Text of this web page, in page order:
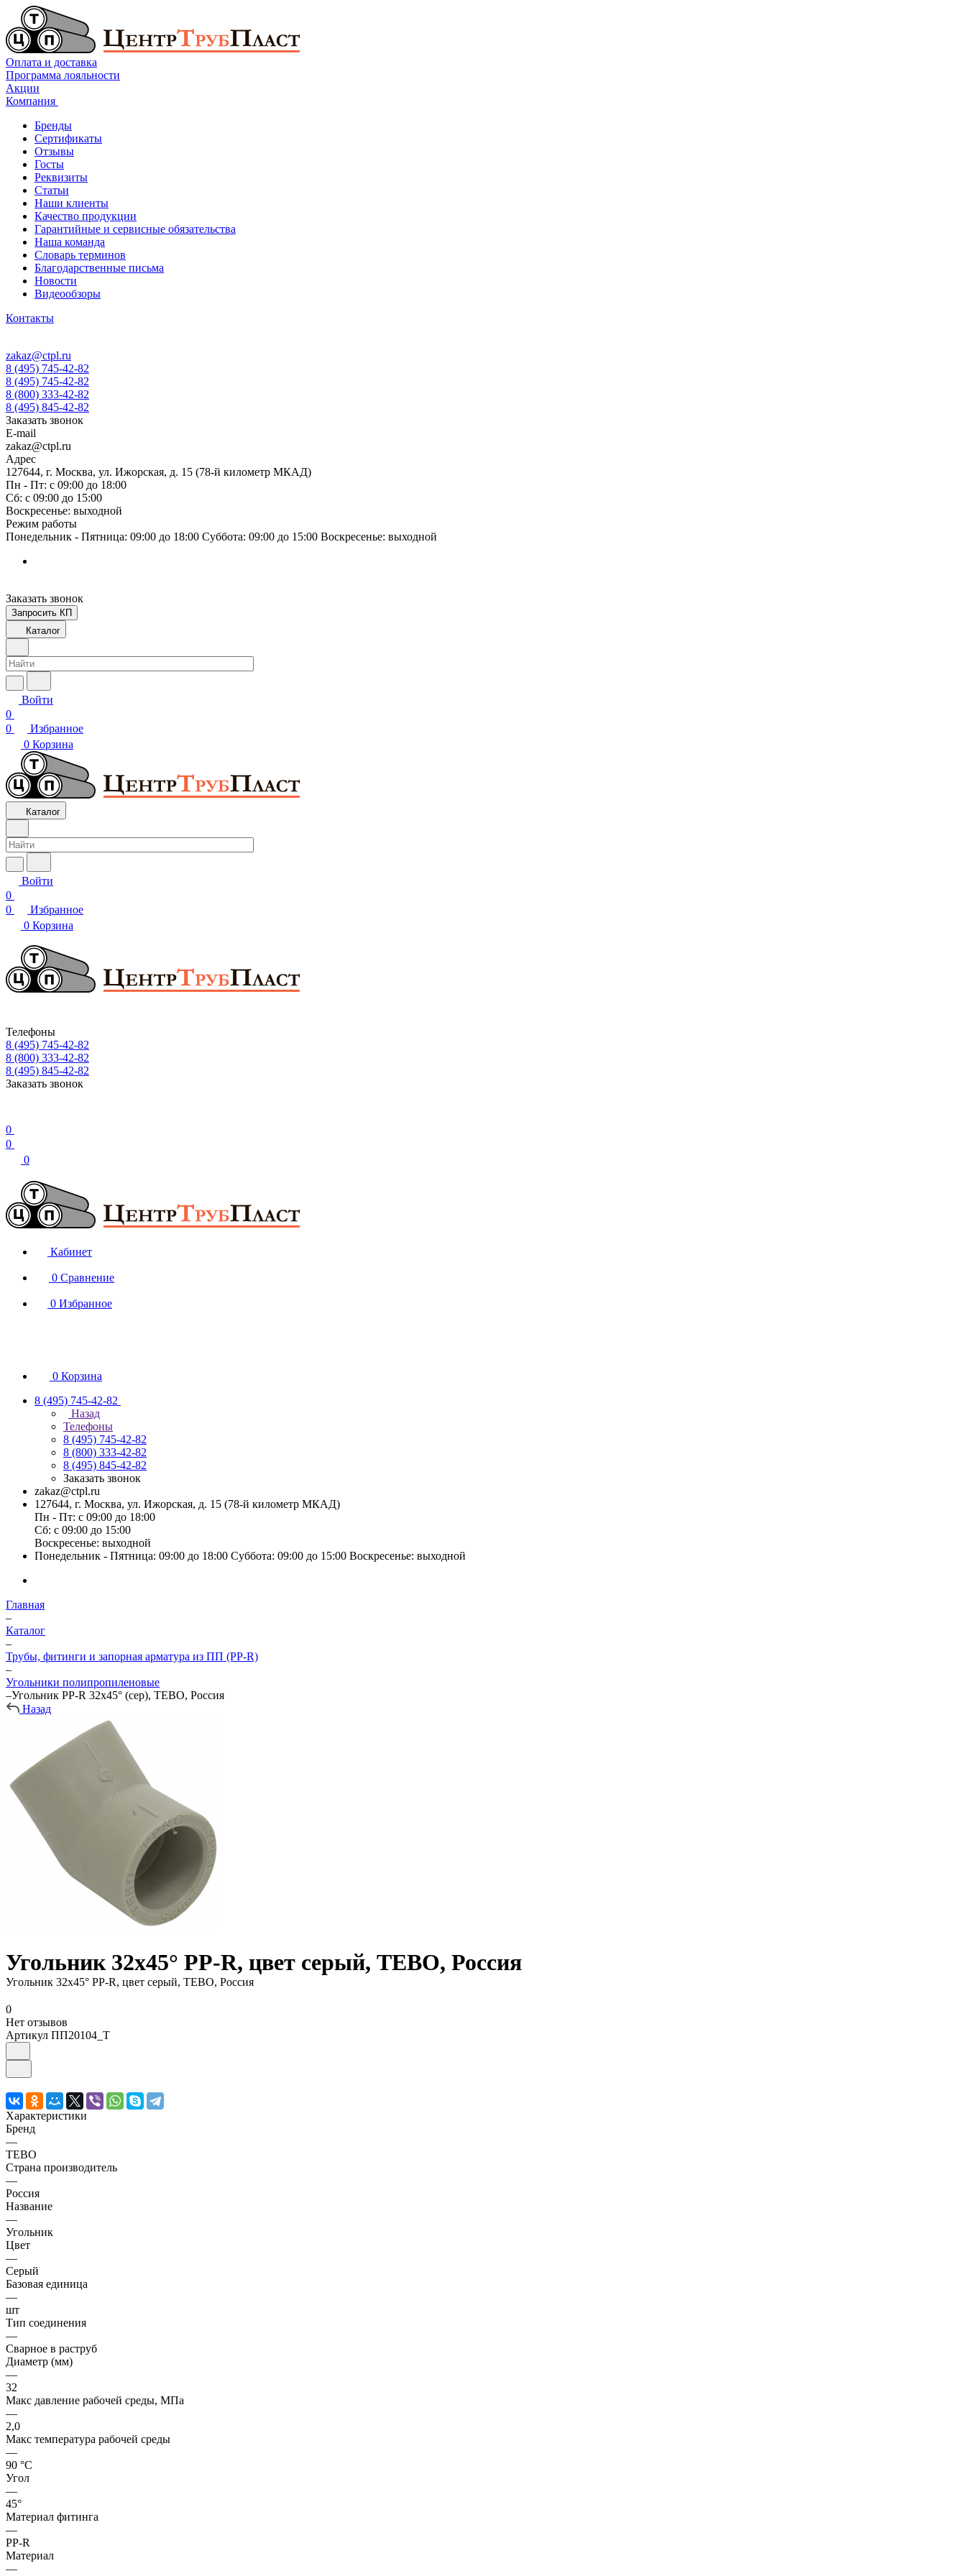
Оплата и доставка
Программа лояльности
Акции
Компания
Бренды
Сертификаты
Отзывы
Госты
Реквизиты
Статьи
Наши клиенты
Качество продукции
Гарантийные и сервисные обязательства
Наша команда
Словарь терминов
Благодарственные письма
Новости
Видеообзоры
Контакты
zakaz@ctpl.ru
8 (495) 745-42-82
8 (495) 745-42-82
8 (800) 333-42-82
8 (495) 845-42-82
Заказать звонок
E-mail
zakaz@ctpl.ru
Адрес
127644, г. Москва, ул. Ижорская, д. 15 (78-й километр МКАД)
Пн - Пт: с 09:00 до 18:00
Сб: с 09:00 до 15:00
Воскресенье: выходной
Режим работы
Понедельник - Пятница: 09:00 до 18:00 Суббота: 09:00 до 15:00 Воскресенье: выходной
Заказать звонок
Запросить КП
Каталог
Войти
0
0
Избранное
0 Корзина
Каталог
Войти
0
0
Избранное
0 Корзина
Телефоны
8 (495) 745-42-82
8 (800) 333-42-82
8 (495) 845-42-82
Заказать звонок
0
0
0
Кабинет
0 Сравнение
0 Избранное
0 Корзина
8 (495) 745-42-82
Назад
Телефоны
8 (495) 745-42-82
8 (800) 333-42-82
8 (495) 845-42-82
Заказать звонок
zakaz@ctpl.ru
127644, г. Москва, ул. Ижорская, д. 15 (78-й километр МКАД)
Пн - Пт: с 09:00 до 18:00
Сб: с 09:00 до 15:00
Воскресенье: выходной
Понедельник - Пятница: 09:00 до 18:00 Суббота: 09:00 до 15:00 Воскресенье: выходной
Главная
–
Каталог
–
Трубы, фитинги и запорная арматура из ПП (PP-R)
–
Угольники полипропиленовые
–Угольник PP-R 32х45° (сер), TEBO, Россия
Назад
Угольник 32х45° PP-R, цвет серый, TEBO, Россия
Угольник 32х45° PP-R, цвет серый, TEBO, Россия
0
Нет отзывов
Артикул ПП20104_Т
Характеристики
Бренд
—
TEBO
Страна производитель
—
Россия
Название
—
Угольник
Цвет
—
Серый
Базовая единица
—
шт
Тип соединения
—
Сварное в раструб
Диаметр (мм)
—
32
Макс давление рабочей среды, МПа
—
2,0
Макс температура рабочей среды
—
90 °С
Угол
—
45°
Материал фитинга
—
PP-R
Материал
—